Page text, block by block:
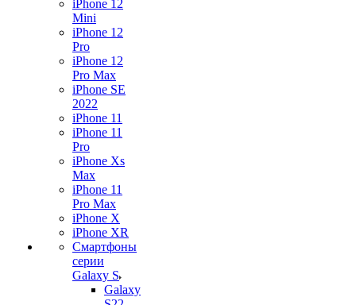
iPhone 12
Mini
iPhone 12
Pro
iPhone 12
Pro Max
iPhone SE
2022
iPhone 11
iPhone 11
Pro
iPhone Xs
Max
iPhone 11
Pro Max
iPhone X
iPhone XR
Смартфоны
серии
Galaxy S
Galaxy